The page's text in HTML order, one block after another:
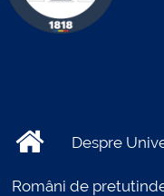
Despre
Români de